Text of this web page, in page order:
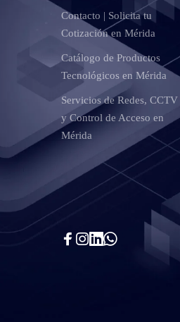
Contacto | Solicita tu
Cotización en Mérida
Catálogo de Productos
Tecnológicos en Mérida
Servicios de Redes, CCTV
y Control de Acceso en
Mérida